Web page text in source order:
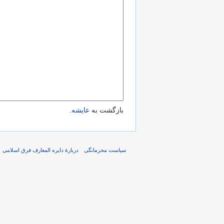
بازگشت به عایشه.
سیاست محرمانگی دربارهٔ دایره المعارف فرق اسلامی